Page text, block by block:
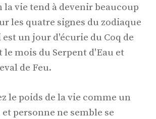
la vie tend à devenir beaucoup
les quatre signes du zodiaque
un jour d'écurie du Coq de
le mois du Serpent d'Eau et
de Feu.
le poids de la vie comme un
personne ne semble se